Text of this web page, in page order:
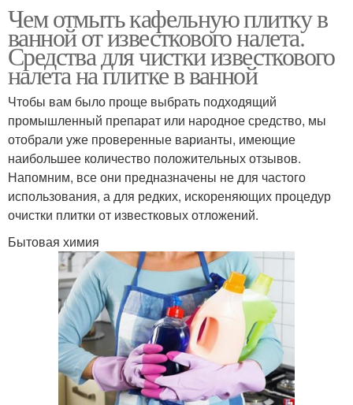
Чем отмыть кафельную плитку в
ванной от известкового налета.
Средства для чистки известкового
налета на плитке в ванной
Чтобы вам было проще выбрать подходящий
промышленный препарат или народное средство, мы
отобрали уже проверенные варианты, имеющие
наибольшее количество положительных отзывов.
Напомним, все они предназначены не для частого
использования, а для редких, искореняющих процедур
очистки плитки от известковых отложений.
Бытовая химия